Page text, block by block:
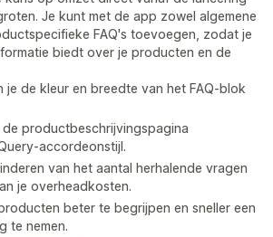
Je kunt met de app zowel algemene
FAQ's toevoegen, zodat je
biedt over je producten en de
je de kleur en breedte van het FAQ-blok
de productbeschrijvingspagina
accordeonstijl.
van het aantal herhalende vragen
je overheadkosten.
beter te begrijpen en sneller een
te nemen.